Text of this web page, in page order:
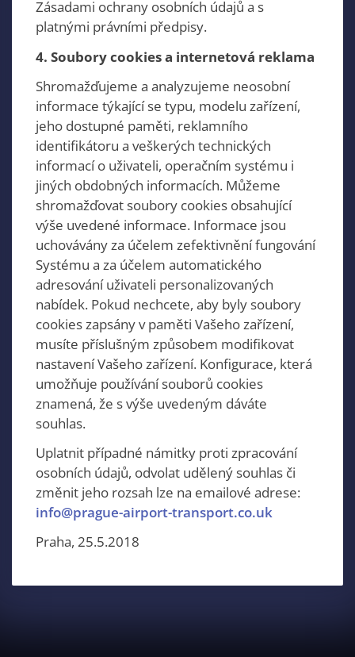
Zásadami ochrany osobních údajů a s
platnými právními předpisy.
4. Soubory cookies a internetová reklama
Shromažďujeme a analyzujeme neosobní
informace týkající se typu, modelu zařízení,
jeho dostupné paměti, reklamního
identifikátoru a veškerých technických
informací o uživateli, operačním systému i
jiných obdobných informacích. Můžeme
shromažďovat soubory cookies obsahující
výše uvedené informace. Informace jsou
uchovávány za účelem zefektivnění fungování
Systému a za účelem automatického
adresování uživateli personalizovaných
nabídek. Pokud nechcete, aby byly soubory
cookies zapsány v paměti Vašeho zařízení,
musíte příslušným způsobem modifikovat
nastavení Vašeho zařízení. Konfigurace, která
umožňuje používání souborů cookies
znamená, že s výše uvedeným dáváte
souhlas.
Uplatnit případné námitky proti zpracování
osobních údajů, odvolat udělený souhlas či
změnit jeho rozsah lze na emailové adrese:
info@prague-airport-transport.co.uk
Praha, 25.5.2018